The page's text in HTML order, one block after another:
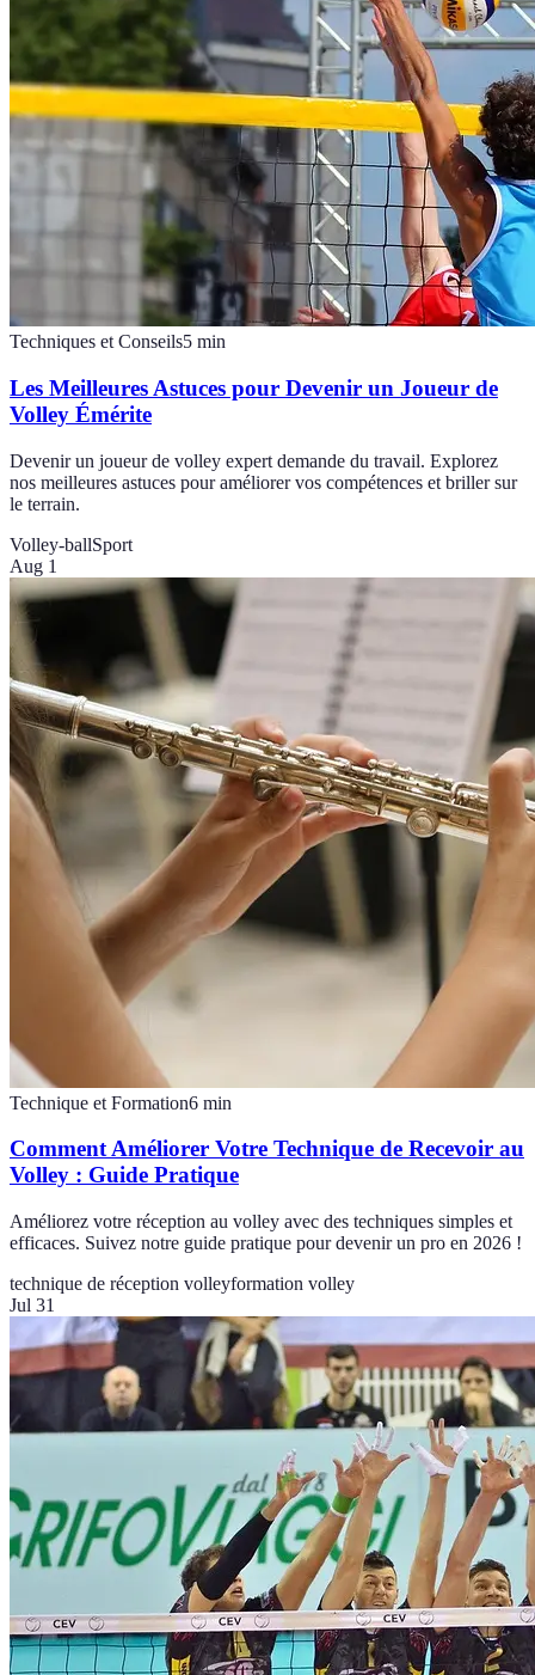
Techniques et Conseils5 min
Les Meilleures Astuces pour Devenir un Joueur de
Volley Émérite
Devenir un joueur de volley expert demande du travail. Explorez
nos meilleures astuces pour améliorer vos compétences et briller sur
le terrain.
Volley-ballSport
Aug 1
Technique et Formation6 min
Comment Améliorer Votre Technique de Recevoir au
Volley : Guide Pratique
Améliorez votre réception au volley avec des techniques simples et
efficaces. Suivez notre guide pratique pour devenir un pro en 2026 !
technique de réception volleyformation volley
Jul 31